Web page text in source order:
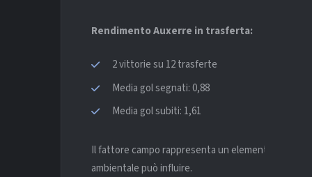
Rendimento Auxerre in trasferta:
2 vittorie su 12 trasferte
Media gol segnati: 0,88
Media gol subiti: 1,61
Il fattore campo rappresenta un elemento
ambientale può influire.